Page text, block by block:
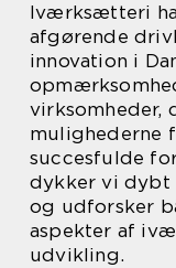
Iværksætteri
afgørende
innovation i
virksomheder,
mulighederne
succesfulde
dykker vi dybt
og udforsker
aspekter af
udvikling.